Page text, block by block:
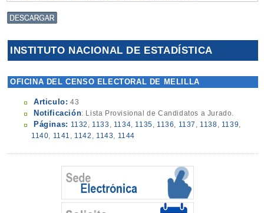
INSTITUTO NACIONAL DE ESTADÍSTICA
OFICINA DEL CENSO ELECTORAL DE MELILLA
Articulo: 43
Notificación: Lista Provisional de Candidatos a Jurado.
Páginas: 1132 , 1133 , 1134, 1135, 1136, 1137 , 1138, 1139,
1140, 1141 , 1142 , 1143, 1144